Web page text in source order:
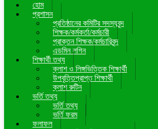
হোম
প্রশাসন
প্রতিষ্ঠানের কমিটির সদস্যবৃন্দ
শিক্ষক/কর্মকর্তা/কর্মচারী
প্রাক্তন শিক্ষক/কর্মচারিবৃন্দ
এডমিন লগিন
শিক্ষার্থী তথ্য
ক্লাশ ও লিঙ্গভিত্তিক শিক্ষার্থী
উপবৃত্তিপ্রাপ্ত শিক্ষার্থী
ক্লাশ রুটিন
ভর্তি তথ্য
ভর্তি তথ্য
ভর্তি ফরম
ফলাফল